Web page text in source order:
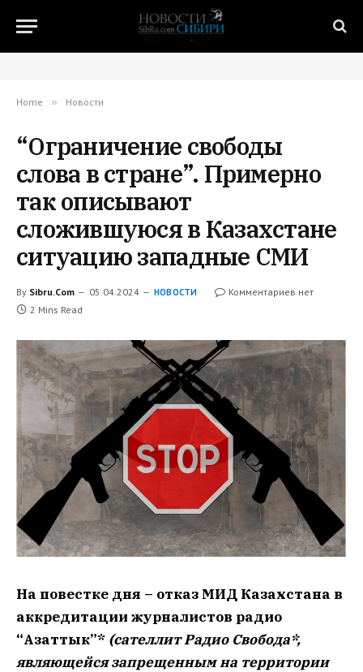
Home » Новости
“Ограничение свободы
слова в стране”. Примерно
так описывают
сложившуюся в Казахстане
ситуацию западные СМИ
By Sibru.Com 05.04.2024 НОВОСТИ
Комментариев нет
2 Mins Read
На повестке дня – отказ МИД Казахстана в
аккредитации журналистов радио
“Азаттык”* (сателлит Радио Свобода*,
являющейся запрещенным на территории